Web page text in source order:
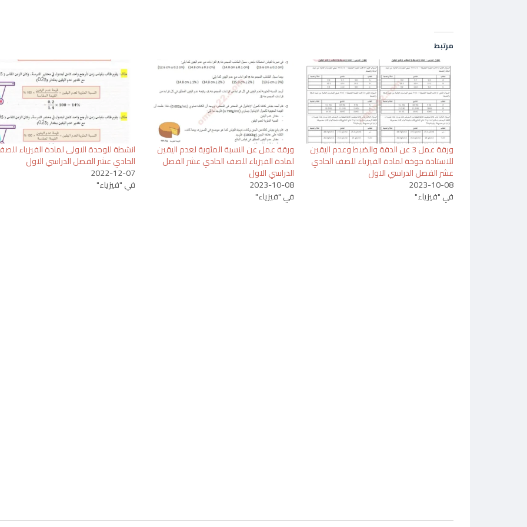
مرتبط
ورقة عمل 3 عن الدقة والضبط وعدم اليقين
للاستاذة جوخة لمادة الفيزياء للصف الحادي
عشر الفصل الدراسي الاول
2023-10-08
في "فيزياء"
ورقة عمل عن النسبة المئوية لعدم اليقين
لمادة الفيزياء للصف الحادي عشر الفصل
الدراسي الاول
2023-10-08
في "فيزياء"
انشطة للوحدة الاولى لمادة الفيزياء
الحادي عشر الفصل الدراسي الاول
2022-12-07
في "فيزياء"